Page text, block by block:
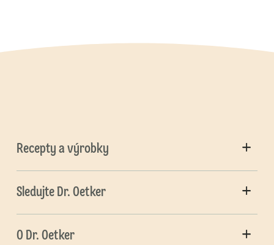
Recepty a výrobky
Sledujte Dr. Oetker
O Dr. Oetker